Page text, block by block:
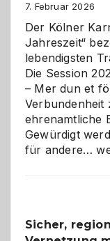
7. Februar 2026
Der Kölner
Jahreszeit“
lebendigsten
Die Session
– Mer dun et
Verbundenheit
ehrenamtliche
Gewürdigt
für andere…
ein
Sicher,